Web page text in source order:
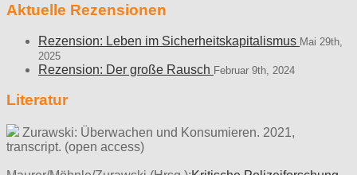
Aktuelle Rezensionen
Rezension: Leben im Sicherheitskapitalismus Mai 29th,
2025
Rezension: Der große Rausch Februar 9th, 2024
Literatur
Zurawski: Überwachen und Konsumieren. 2021,
transcript. (open access)